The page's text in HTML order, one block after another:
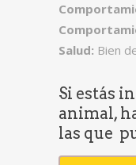
Salud: Bien
Si estás
animal,
las que